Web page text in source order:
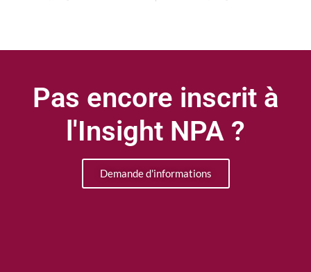
Pas encore inscrit à
l'Insight NPA ?
Demande d'informations